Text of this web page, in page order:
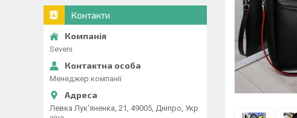
Контакти
Seveni
Менеджер компанії
Левка Лук'яненка, 21, 49005, Дніпро, Укр